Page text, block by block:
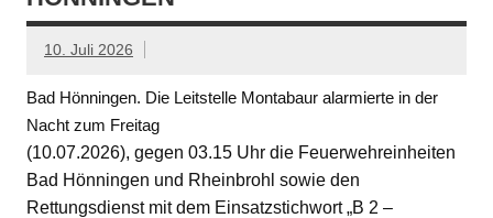
10. Juli 2026
Bad Hönningen. Die Leitstelle Montabaur alarmierte in der
Nacht zum Freitag
(10.07.2026), gegen 03.15 Uhr die Feuerwehreinheiten
Bad Hönningen und Rheinbrohl sowie den
Rettungsdienst mit dem Einsatzstichwort „B 2 –